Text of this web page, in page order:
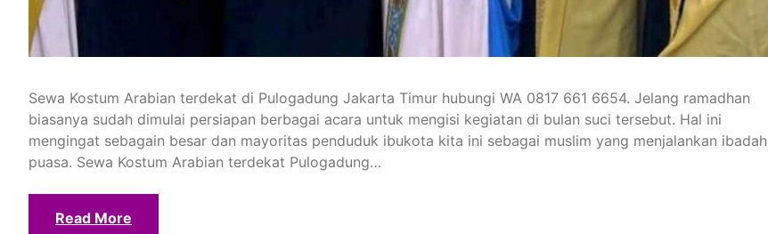
Sewa Kostum Arabian terdekat di Pulogadung Jakarta Timur hubungi WA 0817 661 6654. Jelang ramadhan
biasanya sudah dimulai persiapan berbagai acara untuk mengisi kegiatan di bulan suci tersebut. Hal ini
mengingat sebagain besar dan mayoritas penduduk ibukota kita ini sebagai muslim yang menjalankan ibadah
puasa. Sewa Kostum Arabian terdekat Pulogadung…
Read More